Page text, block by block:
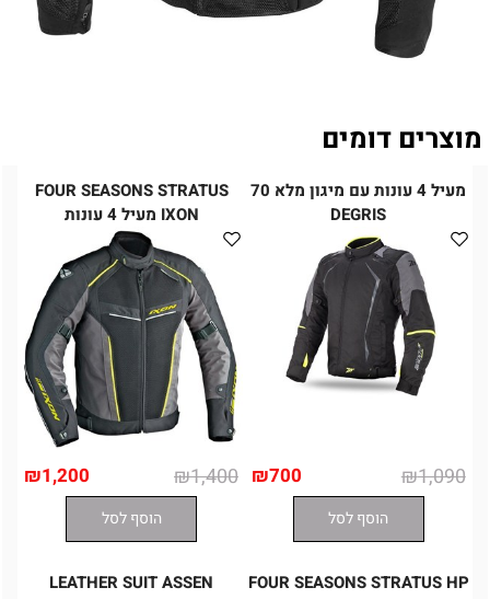
מוצרים דומים
מעיל 4 עונות עם מיגון מלא 70
DEGRIS
₪1,090
₪700
הוסף לסל
FOUR SEASONS STRATUS
IXON מעיל 4 עונות
₪1,400
₪1,200
הוסף לסל
FOUR SEASONS STRATUS HP
LEATHER SUIT ASSEN